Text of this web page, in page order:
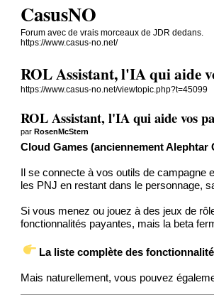
CasusNO
Forum avec de vrais morceaux de JDR dedans.
https://www.casus-no.net/
ROL Assistant, l'IA qui aide
https://www.casus-no.net/viewtopic.php?t=45099
ROL Assistant, l'IA qui aide vos
parRosenMcStern
Cloud Games (anciennement
Il se connecte à vos outils de campagne
les PNJ en restant dans le personnage,
Si vous menez ou jouez à des jeux de
fonctionnalités payantes, mais la beta
La liste complète des
Mais naturellement, vous pouvez